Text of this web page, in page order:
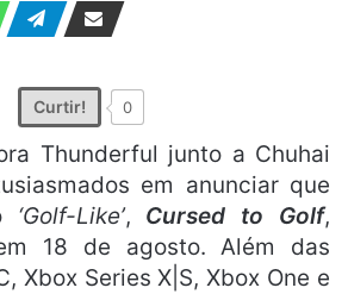
Curtir! 0
Thunderful junto a Chuhai
em anunciar que
‘Golf-Like’, Cursed to Golf,
18 de agosto. Além das
Xbox Series X|S, Xbox One e